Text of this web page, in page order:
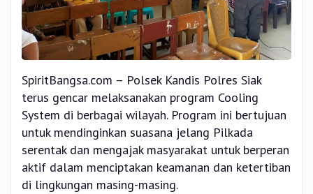
SpiritBangsa.com – Polsek Kandis Polres Siak
terus gencar melaksanakan program Cooling
System di berbagai wilayah. Program ini bertujuan
untuk mendinginkan suasana jelang Pilkada
serentak dan mengajak masyarakat untuk berperan
aktif dalam menciptakan keamanan dan ketertiban
di lingkungan masing-masing.